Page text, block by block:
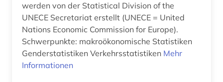
werden von der Statistical Division of the
UNECE Secretariat erstellt (UNECE = United
Nations Economic Commission for Europe).
Schwerpunkte: makroökonomische Statistiken
Genderstatistiken Verkehrsstatistiken Mehr
Informationen